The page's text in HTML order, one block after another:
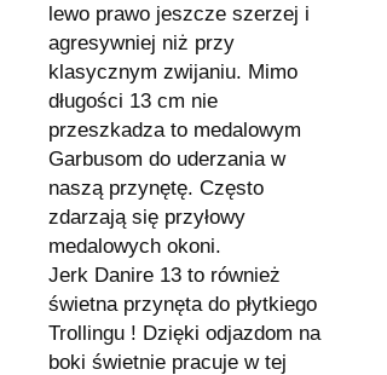
lewo prawo jeszcze szerzej i
agresywniej niż przy
klasycznym zwijaniu. Mimo
długości 13 cm nie
przeszkadza to medalowym
Garbusom do uderzania w
naszą przynętę. Często
zdarzają się przyłowy
medalowych okoni.
Jerk Danire 13 to również
świetna przynęta do płytkiego
Trollingu ! Dzięki odjazdom na
boki świetnie pracuje w tej